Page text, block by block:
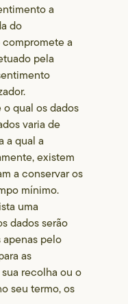
a
do
a
pela
qual os dados
varia de
a qual a
existem
a conservar os
mínimo.
uma
dados serão
apenas pelo
as
recolha ou o
seu termo, os